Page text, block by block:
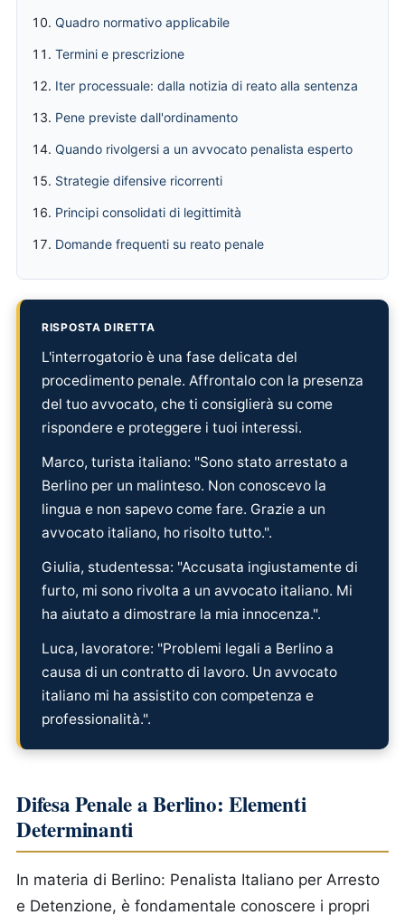
Quadro normativo applicabile
Termini e prescrizione
Iter processuale: dalla notizia di reato alla sentenza
Pene previste dall'ordinamento
Quando rivolgersi a un avvocato penalista esperto
Strategie difensive ricorrenti
Principi consolidati di legittimità
Domande frequenti su reato penale
RISPOSTA DIRETTA
L'interrogatorio è una fase delicata del
procedimento penale. Affrontalo con la presenza
del tuo avvocato, che ti consiglierà su come
rispondere e proteggere i tuoi interessi.
Marco, turista italiano: "Sono stato arrestato a
Berlino per un malinteso. Non conoscevo la
lingua e non sapevo come fare. Grazie a un
avvocato italiano, ho risolto tutto.".
Giulia, studentessa: "Accusata ingiustamente di
furto, mi sono rivolta a un avvocato italiano. Mi
ha aiutato a dimostrare la mia innocenza.".
Luca, lavoratore: "Problemi legali a Berlino a
causa di un contratto di lavoro. Un avvocato
italiano mi ha assistito con competenza e
professionalità.".
Difesa Penale a Berlino: Elementi
Determinanti
In materia di Berlino: Penalista Italiano per Arresto
e Detenzione, è fondamentale conoscere i propri